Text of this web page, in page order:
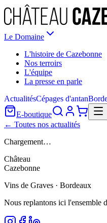
Le Domaine
L'histoire de Cazebonne
Nos terroirs
L'équipe
La presse en parle
ActualitésCépages d'antan
E-boutique
← Toutes nos actualités
Chargement…
Château
Cazebonne
Vins de Graves · Bordeaux
Nous replantons ici l'ensemble